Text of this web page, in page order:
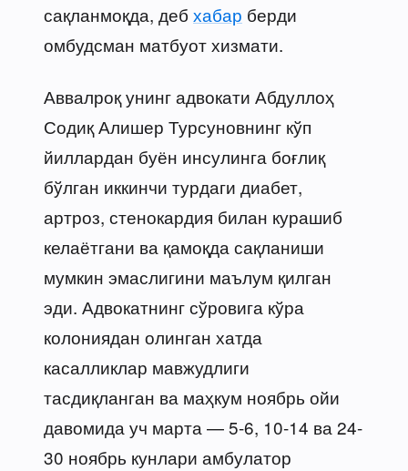
сақланмоқда, деб хабар берди
омбудсман матбуот хизмати.
Аввалроқ унинг адвокати Абдуллоҳ
Содиқ Алишер Турсуновнинг кўп
йиллардан буён инсулинга боғлиқ
бўлган иккинчи турдаги диабет,
артроз, стенокардия билан курашиб
келаётгани ва қамоқда сақланиши
мумкин эмаслигини маълум қилган
эди. Адвокатнинг сўровига кўра
колониядан олинган хатда
касалликлар мавжудлиги
тасдиқланган ва маҳкум ноябрь ойи
давомида уч марта — 5-6, 10-14 ва 24-
30 ноябрь кунлари амбулатор